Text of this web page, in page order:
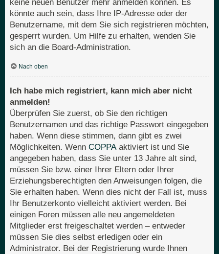
keine neuen Benutzer mehr anmelden können. Es
könnte auch sein, dass Ihre IP-Adresse oder der
Benutzername, mit dem Sie sich registrieren möchten,
gesperrt wurden. Um Hilfe zu erhalten, wenden Sie
sich an die Board-Administration.
Nach oben
Ich habe mich registriert, kann mich aber nicht
anmelden!
Überprüfen Sie zuerst, ob Sie den richtigen
Benutzernamen und das richtige Passwort eingegeben
haben. Wenn diese stimmen, dann gibt es zwei
Möglichkeiten. Wenn COPPAaktiviert ist und Sie
angegeben haben, dass Sie unter 13 Jahre alt sind,
müssen Sie bzw. einer Ihrer Eltern oder Ihrer
Erziehungsberechtigten den Anweisungen folgen, die
Sie erhalten haben. Wenn dies nicht der Fall ist, muss
Ihr Benutzerkonto vielleicht aktiviert werden. Bei
einigen Foren müssen alle neu angemeldeten
Mitglieder erst freigeschaltet werden – entweder
müssen Sie dies selbst erledigen oder ein
Administrator. Bei der Registrierung wurde Ihnen